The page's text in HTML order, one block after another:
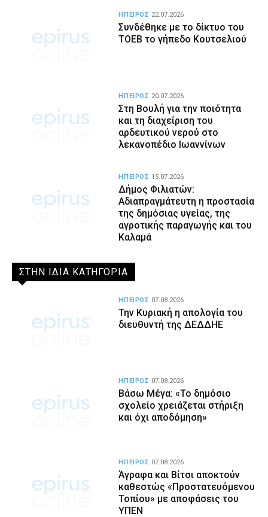
Συνδέθηκε με το δίκτυο του
ΤΟΕΒ το γήπεδο Κουτσελιού
ΗΠΕΙΡΟΣ 22.07.2026
Στη Βουλή για την ποιότητα
και τη διαχείριση του
αρδευτικού νερού στο
λεκανοπέδιο Ιωαννίνων
ΗΠΕΙΡΟΣ 20.07.2026
Δήμος Φιλιατών:
Αδιαπραγμάτευτη η προστασία
της δημόσιας υγείας, της
αγροτικής παραγωγής και του
Καλαμά
ΗΠΕΙΡΟΣ 15.07.2026
ΣΤΗΝ ΙΔΙΑ ΚΑΤΗΓΟΡΙΑ
Την Κυριακή η απολογία του
διευθυντή της ΔΕΔΔΗΕ
ΗΠΕΙΡΟΣ 07.08.2026
Βάσω Μέγα: «Το δημόσιο
σχολείο χρειάζεται στήριξη
και όχι αποδόμηση»
ΗΠΕΙΡΟΣ 07.08.2026
Άγραφα και Βίτσι αποκτούν
καθεστώς «Προστατευόμενου
Τοπίου» με αποφάσεις του
ΥΠΕΝ
ΗΠΕΙΡΟΣ 07.08.2026